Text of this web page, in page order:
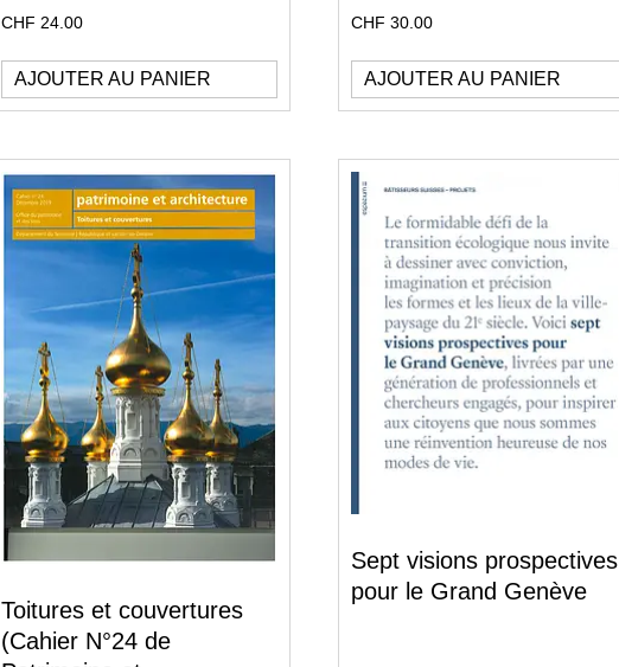
CHF 24.00
AJOUTER AU PANIER
CHF 30.00
AJOUTER AU PANIER
Toitures et couvertures
(Cahier N°24 de
Sept visions prospectives
pour le Grand Genève